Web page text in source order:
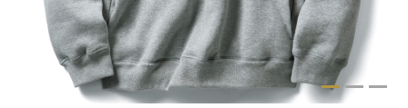
トップス
Tシャツ／カッ